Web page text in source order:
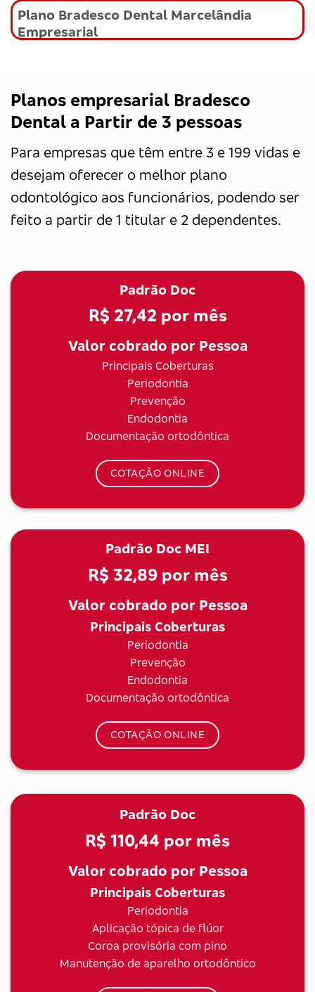
Plano Bradesco Dental Marcelândia
Empresarial
Planos empresarial Bradesco
Dental a Partir de 3 pessoas
Para empresas que têm entre 3 e 199 vidas e
desejam oferecer o melhor plano
odontológico aos funcionários, podendo ser
feito a partir de 1 titular e 2 dependentes.
Padrão Doc
R$ 27,42 por mês
Valor cobrado por Pessoa
Principais Coberturas
Periodontia
Prevenção
Endodontia
Documentação ortodôntica
COTAÇÃO ONLINE
Padrão Doc MEI
R$ 32,89por mês
Valor cobrado por Pessoa
Principais Coberturas
Periodontia
Prevenção
Endodontia
Documentação ortodôntica
COTAÇÃO ONLINE
Padrão Doc
R$ 110,44 por mês
Valor cobrado por Pessoa
Principais Coberturas
Periodontia
Aplicação tópica de flúor
Coroa provisória com pino
Manutenção de aparelho ortodôntico